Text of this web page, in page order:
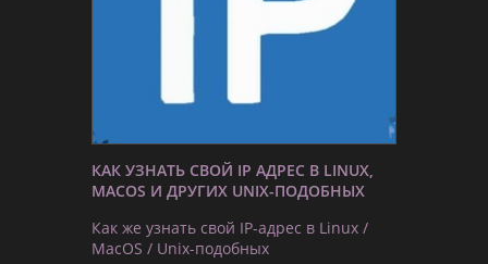
КАК УЗНАТЬ СВОЙ IP АДРЕС В LINUX,
MACOS И ДРУГИХ UNIX-ПОДОБНЫХ
Как же узнать свой IP-адрес в Linux /
MacOS / Unix-подобных